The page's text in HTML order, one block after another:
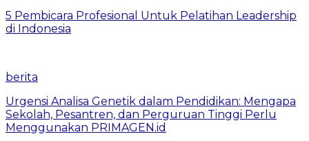
5 Pembicara Profesional Untuk Pelatihan Leadership
di Indonesia
berita
Urgensi Analisa Genetik dalam Pendidikan: Mengapa
Sekolah, Pesantren, dan Perguruan Tinggi Perlu
Menggunakan PRIMAGEN.id